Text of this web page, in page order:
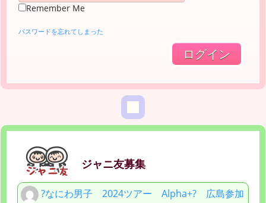
Remember Me
パスワードを忘れてしまった
ジャニ友募集
?なにわ男子 2024ツアー Alpha+? 広島参加